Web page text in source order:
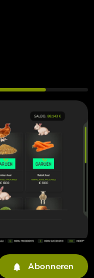
Abonneren